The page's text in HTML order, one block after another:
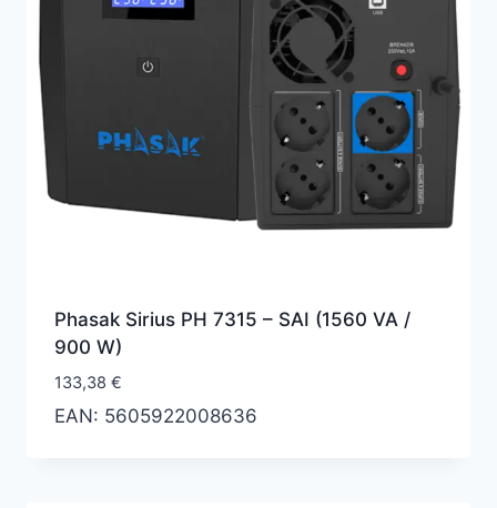
Phasak Sirius PH 7315 – SAI (1560 VA /
900 W)
133,38 €
EAN: 5605922008636